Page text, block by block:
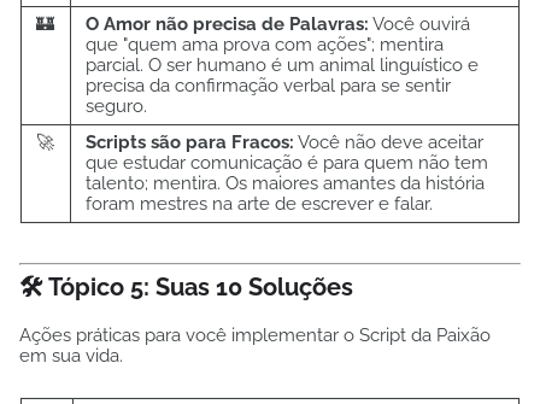
🏰
O Amor não precisa de Palavras: Você ouvirá
que "quem ama prova com ações"; mentira
parcial. O ser humano é um animal linguístico e
precisa da confirmação verbal para se sentir
seguro.
🚀
Scripts são para Fracos: Você não deve aceitar
que estudar comunicação é para quem não tem
talento; mentira. Os maiores amantes da história
foram mestres na arte de escrever e falar.
🛠️ Tópico 5: Suas 10 Soluções
Ações práticas para você implementar o Script da Paixão
em sua vida.